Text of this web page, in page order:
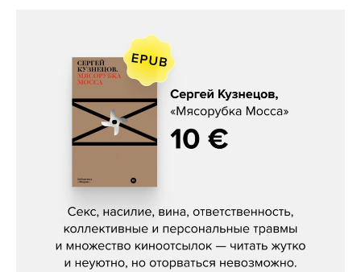
Сергей Кузнецов, «Мясорубка